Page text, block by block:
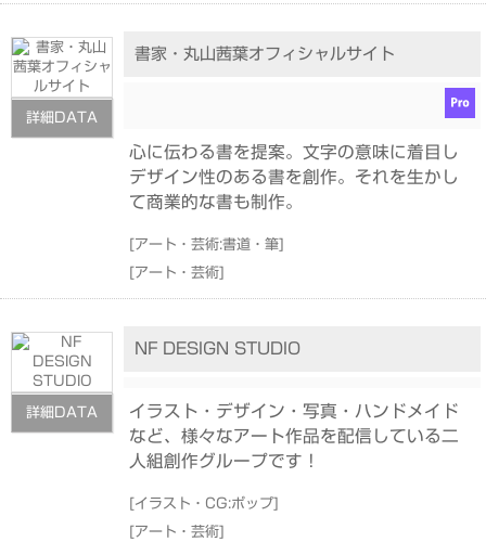
詳細DATA
書家・丸山茜葉オフィシャルサイト
心に伝わる書を提案。文字の意味に着目し
デザイン性のある書を創作。それを生かし
て商業的な書も制作。
[アート・芸術:書道・筆]
[アート・芸術]
詳細DATA
NF DESIGN STUDIO
イラスト・デザイン・写真・ハンドメイド
など、様々なアート作品を配信している二
人組創作グループです！
[イラスト・CG:ポップ]
[アート・芸術]